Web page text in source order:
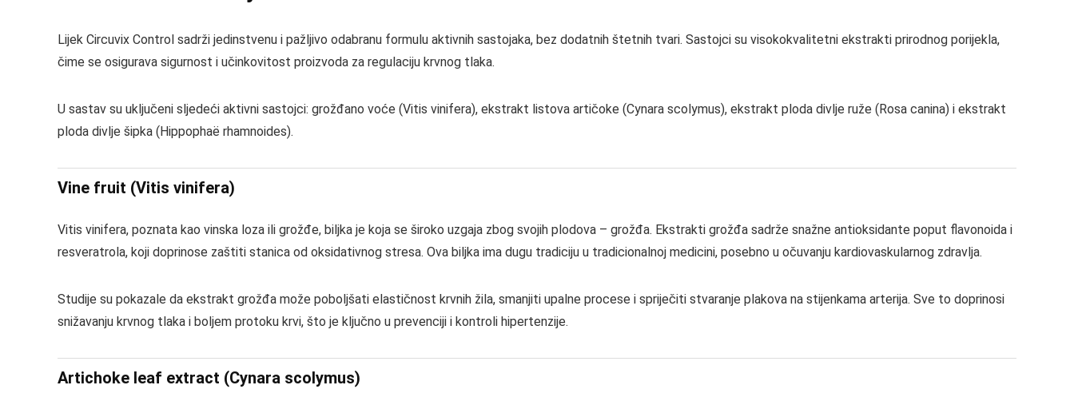
Lijek Circuvix Control sadrži jedinstvenu i pažljivo odabranu formulu aktivnih sastojaka, bez dodatnih štetnih tvari. Sastojci su visokokvalitetni ekstrakti prirodnog porijekla,
čime se osigurava sigurnost i učinkovitost proizvoda za regulaciju krvnog tlaka.
U sastav su uključeni sljedeći aktivni sastojci: grožđano voće (Vitis vinifera), ekstrakt listova artičoke (Cynara scolymus), ekstrakt ploda divlje ruže (Rosa canina) i ekstrakt
ploda divlje šipka (Hippophaë rhamnoides).
Vine fruit (Vitis vinifera)
Vitis vinifera, poznata kao vinska loza ili grožđe, biljka je koja se široko uzgaja zbog svojih plodova – grožđa. Ekstrakti grožđa sadrže snažne antioksidante poput flavonoida i
resveratrola, koji doprinose zaštiti stanica od oksidativnog stresa. Ova biljka ima dugu tradiciju u tradicionalnoj medicini, posebno u očuvanju kardiovaskularnog zdravlja.
Studije su pokazale da ekstrakt grožđa može poboljšati elastičnost krvnih žila, smanjiti upalne procese i spriječiti stvaranje plakova na stijenkama arterija. Sve to doprinosi
snižavanju krvnog tlaka i boljem protoku krvi, što je ključno u prevenciji i kontroli hipertenzije.
Artichoke leaf extract (Cynara scolymus)